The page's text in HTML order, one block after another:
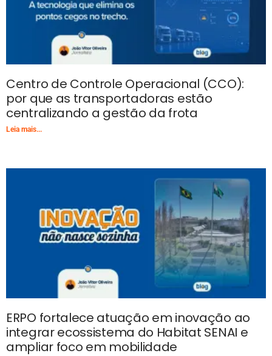
Centro de Controle Operacional (CCO):
por que as transportadoras estão
centralizando a gestão da frota
Leia mais...
ERPO fortalece atuação em inovação ao
integrar ecossistema do Habitat SENAI e
ampliar foco em mobilidade